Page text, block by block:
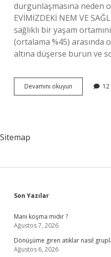
durgunlaşmasına neden
EVİMİZDEKİ NEM VE
sağlıklı bir yaşam
(ortalama %45) arasında
altına düşerse burun ve
Devamını okuyun
Faydalı
Sitemap
Sidebar
Son Yazılar
Mani koşma mıdır ?
Ağustos 7, 2026
Dönüşüme giren atıklar nasıl
Ağustos 6, 2026